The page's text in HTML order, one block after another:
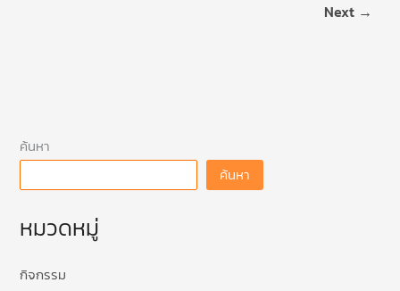
Next →
ค้นหา
ค้นหา
หมวดหมู่
กิจกรรม